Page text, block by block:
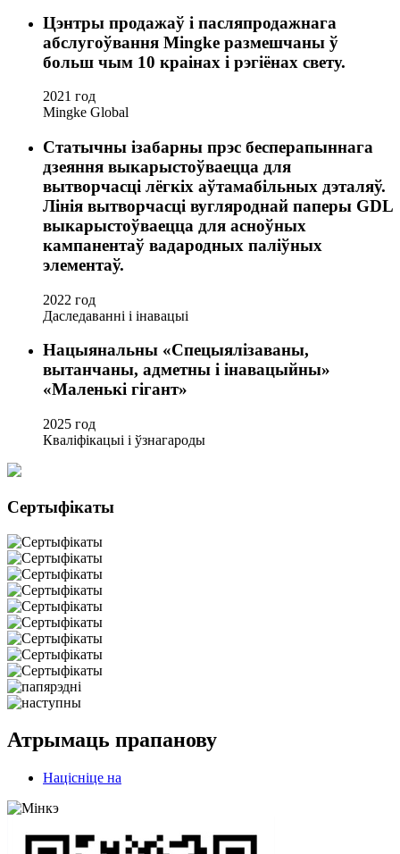
Цэнтры продажаў і пасляпродажнага
абслугоўвання Mingke размешчаны ў
больш чым 10 краінах і рэгіёнах свету.
2021 год
Mingke Global
Статычны ізабарны прэс бесперапыннага
дзеяння выкарыстоўваецца для
вытворчасці лёгкіх аўтамабільных дэталяў.
Лінія вытворчасці вугляроднай паперы GDL
выкарыстоўваецца для асноўных
кампанентаў вадародных паліўных
элементаў.
2022 год
Даследаванні і інавацыі
Нацыянальны «Спецыялізаваны,
вытанчаны, адметны і інавацыйны»
«Маленькі гігант»
2025 год
Кваліфікацыі і ўзнагароды
Сертыфікаты
Атрымаць прапанову
Націсніце на